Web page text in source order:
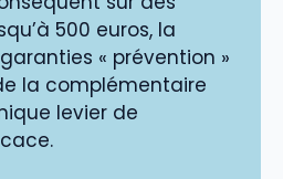
500 euros, la
« prévention »
la complémentaire
levier de